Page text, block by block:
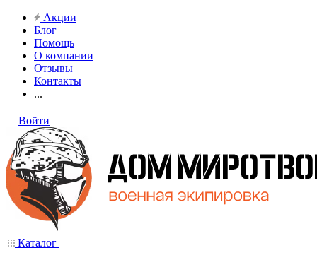
Акции
Блог
Помощь
О компании
Отзывы
Контакты
...
Войти
Каталог